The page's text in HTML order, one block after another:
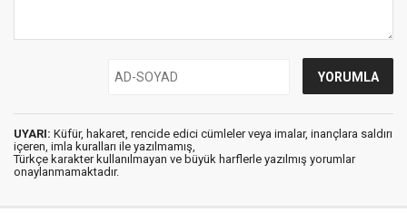
UYARI: Küfür, hakaret, rencide edici cümleler veya imalar, inançlara saldırı
içeren, imla kuralları ile yazılmamış,
Türkçe karakter kullanılmayan ve büyük harflerle yazılmış yorumlar
onaylanmamaktadır.